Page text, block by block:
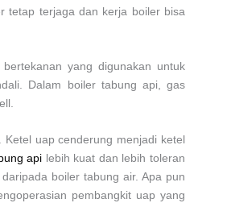
tetap terjaga dan kerja boiler bisa
yang digunakan untuk
Dalam boiler tabung api, gas
uap cenderung menjadi ketel
api lebih kuat dan lebih toleran
boiler tabung air. Apa pun
pembangkit uap yang